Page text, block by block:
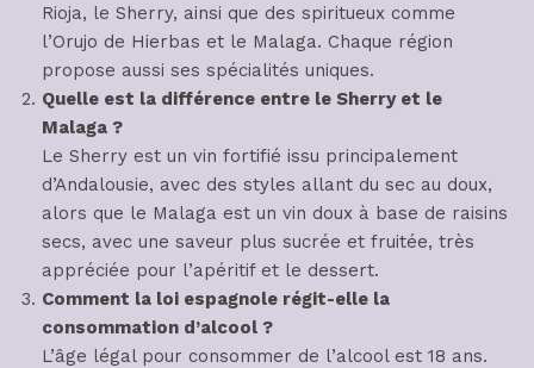
Rioja, le Sherry, ainsi que des spiritueux comme
l’Orujo de Hierbas et le Malaga. Chaque région
propose aussi ses spécialités uniques.
Quelle est la différence entre le Sherry et le
Malaga ?
Le Sherry est un vin fortifié issu principalement
d’Andalousie, avec des styles allant du sec au doux,
alors que le Malaga est un vin doux à base de raisins
secs, avec une saveur plus sucrée et fruitée, très
appréciée pour l’apéritif et le dessert.
Comment la loi espagnole régit-elle la
consommation d’alcool ?
L’âge légal pour consommer de l’alcool est 18 ans.